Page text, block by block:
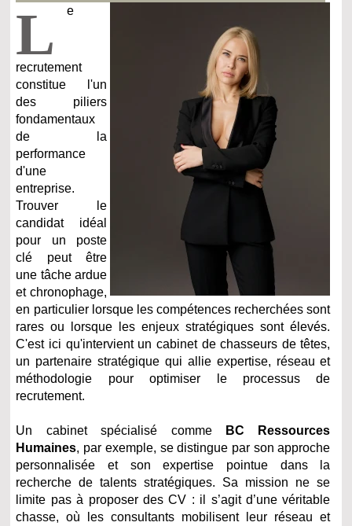
L e
recrutement
constitue l'un
des piliers
fondamentaux
de la
performance
d'une
entreprise.
Trouver le
candidat idéal
pour un poste
clé peut être
une tâche ardue
et chronophage,
en particulier lorsque les compétences recherchées sont
rares ou lorsque les enjeux stratégiques sont élevés.
C'est ici qu'intervient un cabinet de chasseurs de têtes,
un partenaire stratégique qui allie expertise, réseau et
méthodologie pour optimiser le processus de
recrutement.
Un cabinet spécialisé comme
BC Ressources
Humaines, par exemple, se distingue par son approche
personnalisée et son expertise pointue dans la
recherche de talents stratégiques. Sa mission ne se
limite pas à proposer des CV : il s’agit d’une véritable
chasse, où les consultants mobilisent leur réseau et